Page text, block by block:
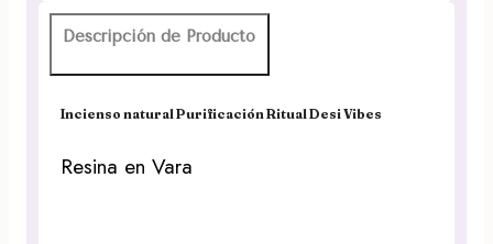
Descripción de Producto
Incienso natural Purificación Ritual Desi Vibes
Resina en Vara